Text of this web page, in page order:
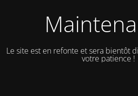
Le site est en refonte et sera bientôt
votre patience !